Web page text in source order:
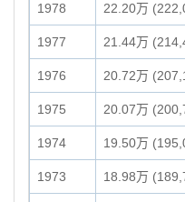
1978 22.20万
1977 21.44万
1976 20.72万
1975 20.07万
1974 19.50万
1973 18.98万